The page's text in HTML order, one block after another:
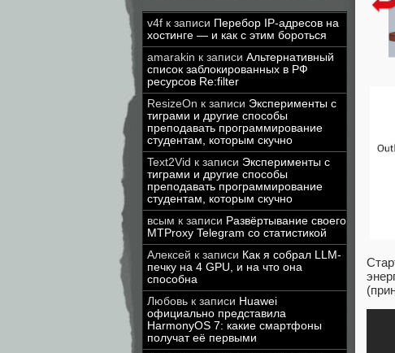
v4f к записи Перебор IP-адресов на
хостинге — и как с этим бороться
amarakin к записи Альтернативный
список заблокированных в РФ
ресурсов Re:filter
ResizeOn к записи Эксперименты с
тиграми и другие способы
преподавать программирование
студентам, которым скучно
Text2Vid к записи Эксперименты с
тиграми и другие способы
преподавать программирование
студентам, которым скучно
всым к записи Развёртывание своего
MTProxy Telegram со статистикой
Алексей к записи Как я собрал LLM-
печку на 4 GPU, и на что она
способна
Любовь к записи Huawei
официально представила
HarmonyOS 7: какие смартфоны
получат её первыми